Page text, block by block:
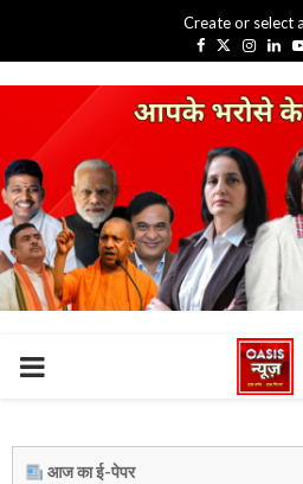
Create or select
Facebook
Twitter
PRIMARY
आज का ई-पेपर